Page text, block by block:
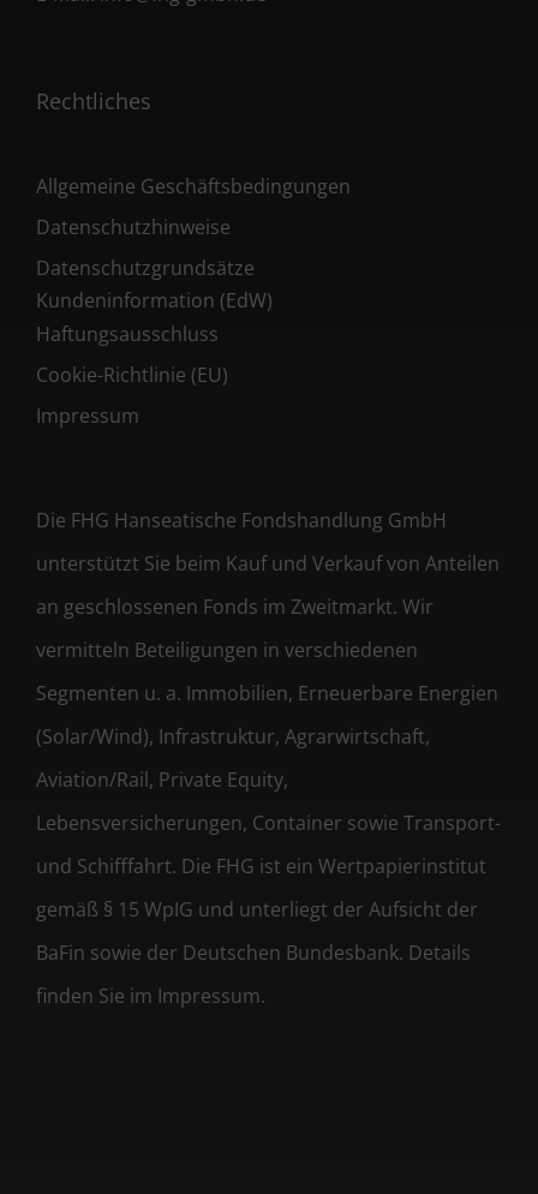
Rechtliches
Allgemeine Geschäftsbedingungen
Datenschutzhinweise
Datenschutzgrundsätze
Kundeninformation (EdW)
Haftungsausschluss
Cookie-Richtlinie (EU)
Impressum
Die FHG Hanseatische Fondshandlung GmbH
unterstützt Sie beim Kauf und Verkauf von Anteilen
an geschlossenen Fonds im Zweitmarkt. Wir
vermitteln Beteiligungen in verschiedenen
Segmenten u. a. Immobilien, Erneuerbare Energien
(Solar/Wind), Infrastruktur, Agrarwirtschaft,
Aviation/Rail, Private Equity,
Lebensversicherungen, Container sowie Transport-
und Schifffahrt. Die FHG ist ein Wertpapierinstitut
gemäß § 15 WpIG und unterliegt der Aufsicht der
BaFin sowie der Deutschen Bundesbank. Details
finden Sie im Impressum.